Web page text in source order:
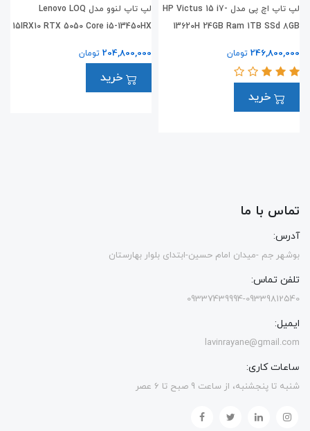
لپ تاپ اچ پی مدل HP Victus 15 i7-
13620H 24GB Ram 1TB SSd 8GB
246,800,000 تومان
لپ تاپ لنوو مدل Lenovo LOQ
15IRX10 RTX 5050 Core i5-13450HX
204,800,000 تومان
تماس با ما
آدرس:
بوشهر جم -میدان امام حسین-ابتدای بلوار بهارستان
تلفن تماس:
09337439994-09339812540
ایمیل:
lavinrayane@gmail.com
ساعات کاری:
شنبه تا پنجشنبه، از ساعت 9 صبح تا 6 عصر